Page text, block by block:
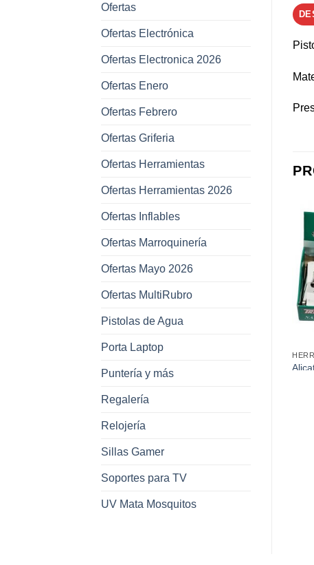
Ofertas
Ofertas Electrónica
Ofertas Electronica 2026
Ofertas Enero
Ofertas Febrero
Ofertas Griferia
Ofertas Herramientas
Ofertas Herramientas 2026
Ofertas Inflables
Ofertas Marroquinería
Ofertas Mayo 2026
Ofertas MultiRubro
Pistolas de Agua
Porta Laptop
Puntería y más
Regalería
Relojería
Sillas Gamer
Soportes para TV
UV Mata Mosquitos
favoritos
Escuadra Multiangulo Con
Sombrero De Aluminio 12”
HERRAMIENTAS
Destornillador De Golpe
x6Pcs en Bolsa